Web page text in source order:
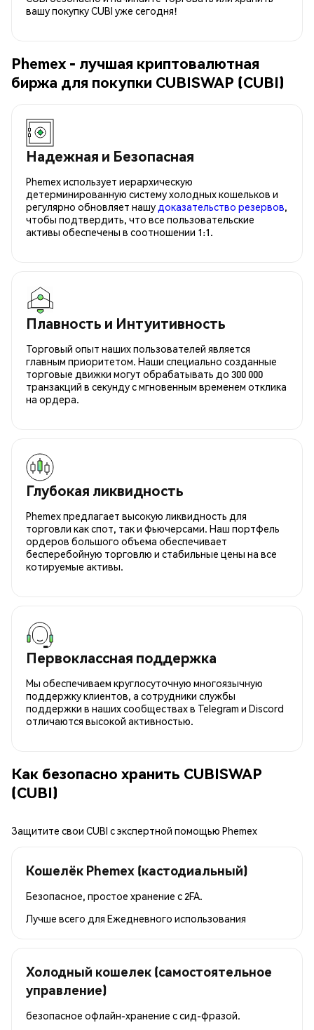
вашу покупку CUBI уже сегодня!
Phemex - лучшая криптовалютная
биржа для покупки CUBISWAP (CUBI)
Надежная и Безопасная
Phemex использует иерархическую
детерминированную систему холодных кошельков и
регулярно обновляет нашу доказательство резервов,
чтобы подтвердить, что все пользовательские
активы обеспечены в соотношении 1:1.
Плавность и Интуитивность
Торговый опыт наших пользователей является
главным приоритетом. Наши специально созданные
торговые движки могут обрабатывать до 300 000
транзакций в секунду с мгновенным временем отклика
на ордера.
Глубокая ликвидность
Phemex предлагает высокую ликвидность для
торговли как спот, так и фьючерсами. Наш портфель
ордеров большого объема обеспечивает
бесперебойную торговлю и стабильные цены на все
котируемые активы.
Первоклассная поддержка
Мы обеспечиваем круглосуточную многоязычную
поддержку клиентов, а сотрудники службы
поддержки в наших сообществах в Telegram и Discord
отличаются высокой активностью.
Как безопасно хранить CUBISWAP
(CUBI)
Защитите свои CUBI с экспертной помощью Phemex
Кошелёк Phemex (кастодиальный)
Безопасное, простое хранение с 2FA.
Лучше всего для Ежедневного использования
Холодный кошелек (самостоятельное
управление)
безопасное офлайн-хранение с сид-фразой.